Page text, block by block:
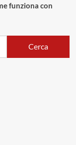
funziona con